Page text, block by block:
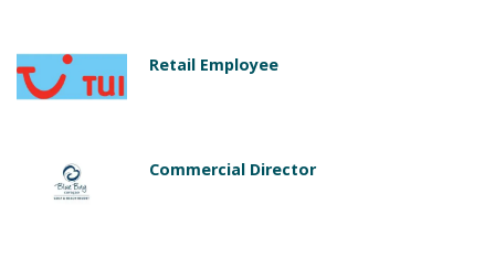
Retail Employee
Commercial Director